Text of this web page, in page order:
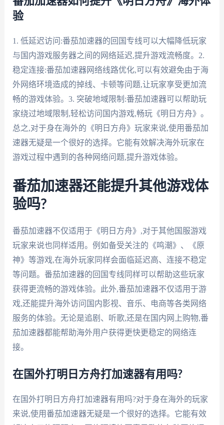
验
1. 低延迟访问:番茄加速器的回国专线可以大幅降低玩家
与国内游戏服务器之间的网络延迟,提升游戏流畅度。2.
稳定连接:番茄加速器网络线路优化,可以有效避免由于海
外网络环境造成的掉线、卡顿等问题,让玩家享受更加流
畅的游戏体验。3. 突破地域限制:番茄加速器可以帮助玩
家绕过地域限制,轻松访问国内游戏,畅玩《明日方舟》。
总之,对于身在海外的《明日方舟》玩家来说,使用番茄加
速器无疑是一个很好的选择。它能有效解决海外玩家在
游戏过程中遇到的各种网络问题,提升游戏体验。
番茄加速器还能提升其他游戏体
验吗?
番茄加速器不仅适用于《明日方舟》,对于其他国服游戏
玩家来说也同样适用。例如备受关注的《鸣潮》、《原
神》等游戏,在海外玩家同样会面临延迟高、连接不稳定
等问题。番茄加速器的回国专线同样可以帮助这些玩家
获得更流畅的游戏体验。此外,番茄加速器不仅适用于游
戏,还能提升海外访问国内影视、音乐、电商等各类网络
服务的体验。无论是追剧、听歌,还是在国内网上购物,番
茄加速器都能帮助海外用户获得更快更稳定的网络连
接。
在国外打明日方舟打加速器有用吗?
在国外打明日方舟打加速器有用吗?对于身在海外的玩家
来说,使用番茄加速器无疑是一个很好的选择。它能有效